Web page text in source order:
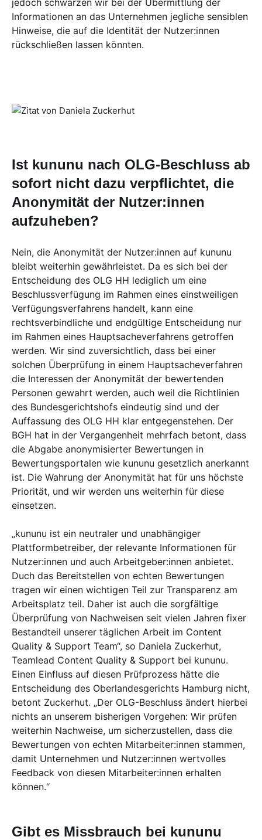
jedoch schwärzen wir bei der Übermittlung der
Informationen an das Unternehmen jegliche sensiblen
Hinweise, die auf die Identität der Nutzer:innen
rückschließen lassen könnten.
Ist kununu nach OLG-Beschluss ab
sofort nicht dazu verpflichtet, die
Anonymität der Nutzer:innen
aufzuheben?
Nein, die Anonymität der Nutzer:innen auf kununu
bleibt weiterhin gewährleistet. Da es sich bei der
Entscheidung des OLG HH lediglich um eine
Beschlussverfügung im Rahmen eines einstweiligen
Verfügungsverfahrens handelt, kann eine
rechtsverbindliche und endgültige Entscheidung nur
im Rahmen eines Hauptsacheverfahrens getroffen
werden. Wir sind zuversichtlich, dass bei einer
solchen Überprüfung in einem Hauptsacheverfahren
die Interessen der Anonymität der bewertenden
Personen gewahrt werden, auch weil die Richtlinien
des Bundesgerichtshofs eindeutig sind und der
Auffassung des OLG HH klar entgegenstehen. Der
BGH hat in der Vergangenheit mehrfach betont, dass
die Abgabe anonymisierter Bewertungen in
Bewertungsportalen wie kununu gesetzlich anerkannt
ist. Die Wahrung der Anonymität hat für uns höchste
Priorität, und wir werden uns weiterhin für diese
einsetzen.
„kununu ist ein neutraler und unabhängiger
Plattformbetreiber, der relevante Informationen für
Nutzer:innen und auch Arbeitgeber:innen anbietet.
Duch das Bereitstellen von echten Bewertungen
tragen wir einen wichtigen Teil zur Transparenz am
Arbeitsplatz teil. Daher ist auch die sorgfältige
Überprüfung von Nachweisen seit vielen Jahren fixer
Bestandteil unserer täglichen Arbeit im Content
Quality & Support Team“, so Daniela Zuckerhut,
Teamlead Content Quality & Support bei kununu.
Einen Einfluss auf diesen Prüfprozess hätte die
Entscheidung des Oberlandesgerichts Hamburg nicht,
betont Zuckerhut. „Der OLG-Beschluss ändert hierbei
nichts an unserem bisherigen Vorgehen: Wir prüfen
weiterhin Nachweise, um sicherzustellen, dass die
Bewertungen von echten Mitarbeiter:innen stammen,
damit Unternehmen und Nutzer:innen wertvolles
Feedback von diesen Mitarbeiter:innen erhalten
können.“
Gibt es Missbrauch bei kununu